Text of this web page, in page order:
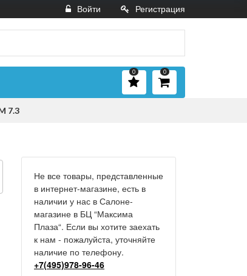
Войти Регистрация
0
0
7.3
Не все товары, представленные
в интернет-магазине, есть в
наличии у нас в Салоне-
магазине в БЦ “Максима
Плаза“. Если вы хотите заехать
к нам - пожалуйста, уточняйте
наличие по телефону.
+7(495)978-96-46